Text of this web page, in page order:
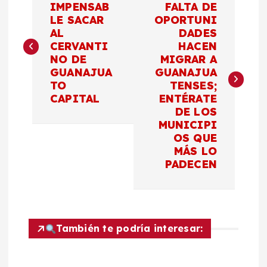
v
ó
n
IMPENSAB
LE SACAR
AL
CERVANTI
NO DE
GUANAJUA
TO
CAPITAL
FALTA DE
OPORTUNI
DADES
HACEN
MIGRAR A
GUANAJUA
TENSES;
ENTÉRATE
DE LOS
MUNICIPI
OS QUE
MÁS LO
PADECEN
También te podría interesar: